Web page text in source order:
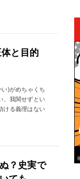
と目的
)がめちゃくち
、我関せずとい
ける義理はない
？史実で